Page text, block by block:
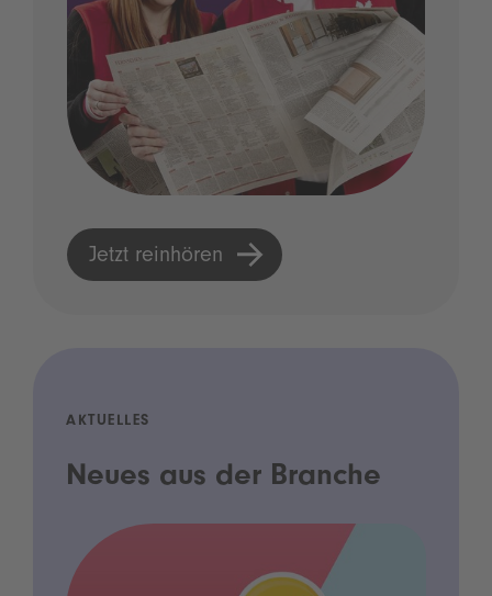
Jetzt reinhören
AKTUELLES
Neues aus der Branche